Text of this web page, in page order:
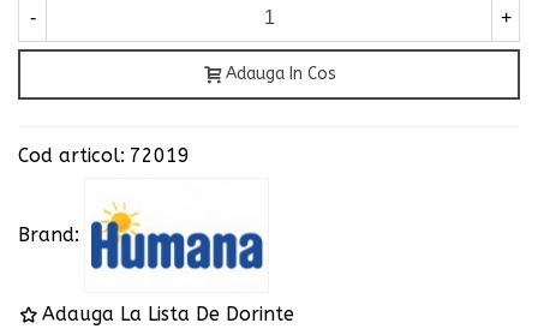
- +
Adauga In Cos
Cod articol: 72019
Brand:
Adauga La Lista De Dorinte